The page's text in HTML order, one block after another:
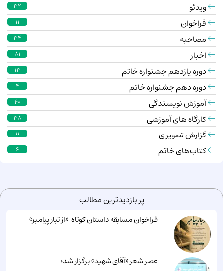
ویدئو 32
فراخوان 11
مصاحبه 34
اخبار 81
دوره یازدهم جشنواره خاتم 13
دوره دهم جشنواره خاتم 4
آموزش نویسندگی 40
کارگاه های آموزشی 38
گزارش تصویری 11
کتاب‌های خاتم 6
پر بازدیدترین مطالب
فراخوان مسابقه داستان کوتاه «از تبار پیامبر»
عصر شعر «آقای شهید» برگزار شد؛